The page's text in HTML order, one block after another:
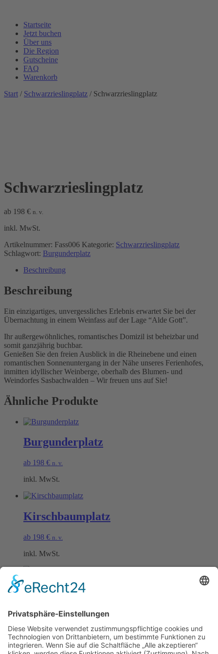
Startseite
Jetzt buchen
Über uns
Die Region
Gutscheine
FAQ
Warenkorb
Start / Schwarzrieslingplatz / Schwarzrieslingplatz
Schwarzrieslingplatz
ab 198 € n. v.
inkl. MwSt.
Artikelnummer: Fass006 Kategorie: Schwarzrieslingplatz
Schlagwort: Burgunderplatz
Beschreibung
Beschreibung
Ein einzigartiges, unvergessliches Erlebnis erwartet Sie bei der
Übernachtung in einem Weinfass auf der Lage “Alde Gott”.
Ihr außergewöhnliches, romantisches Domizil ist beheizbar und
somit ganzjährig buchbar.
Genießen Sie den freien Ausblick in die Rheinebene und einen
romantischen Sonnenuntergang in der Nähe unseres Ferienhofes,
inmitten idyllischer Weinberge, oberhalb des Blumen- und
Weindorfes Sasbachwalden – Wir freuen uns auf Sie!
Ähnliche Produkte
Burgunderplatz
ab 198 € n. v.
inkl. MwSt.
Kirschbaumplatz
ab 198 € n. v.
inkl. MwSt.
Lindenplatz
ab198€ n. v.
inkl. MwSt.
Öffnungszeiten Büro und Hofladen: